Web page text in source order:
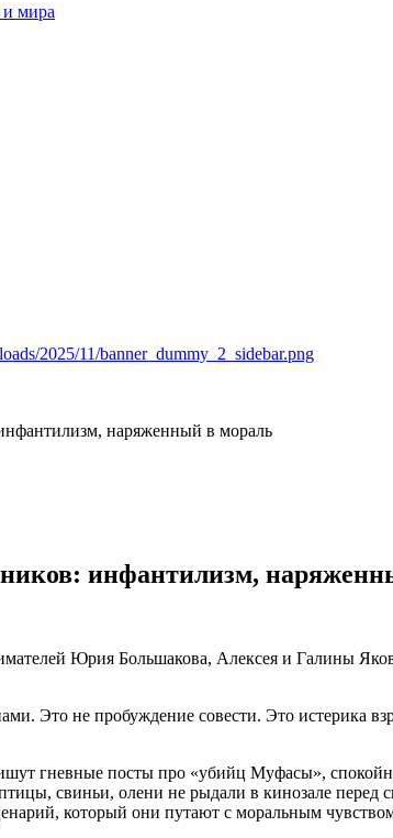
мира
наряженный в мораль
инфантилизм,
Юрия Большакова, Алексея и Галины
Это не пробуждение совести. Это истерика
гневные посты про «убийц Муфасы»,
свиньи, олени не рыдали в кинозале
который они путают с моральным